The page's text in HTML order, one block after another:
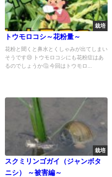
栽培
トウモロコシ～花粉量～
花粉と聞くと鼻水とくしゃみが出てしまい
そうです😢 トウモロコシにも花粉症はあ
るのでしょうか🤔 今回はトウモロ...
栽培
スクミリンゴガイ（ジャンボタ
ニシ） ～被害編～